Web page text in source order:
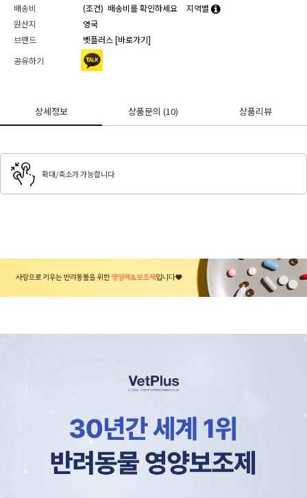
배송비
(조건) 배송비를 확인하세요
지역별
원산지
영국
브랜드
벳플러스 [바로가기]
공유하기
상세정보 상품문의(10) 상품리뷰
확대/축소가 가능합니다